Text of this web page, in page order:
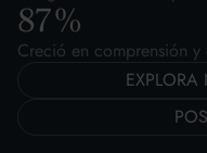
87%
Creció en comprensión y
EXPLORA